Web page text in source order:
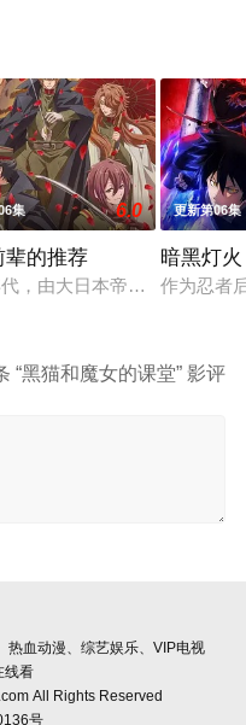
助日本复兴，他们由此站
集 6.0
辈的推荐
代，由大日本帝国陆军设立
更新第06集
暗黑灯火
作为忍者
“黑猫和魔女的课堂” 影评
热血动漫、综艺娱乐、VIP电视
线看
All Rights Reserved
号